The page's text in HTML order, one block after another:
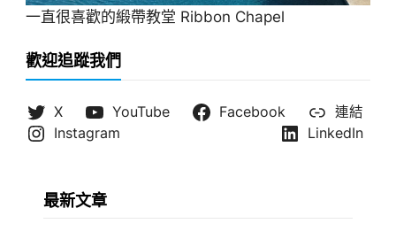
一直很喜歡的緞帶教堂 Ribbon Chapel
歡迎追蹤我們
X YouTube Facebook
連結
Instagram
LinkedIn
最新文章